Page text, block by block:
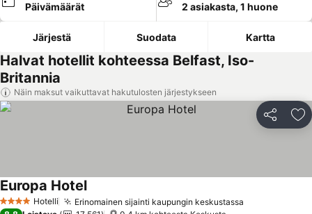
Päivämäärät 2 asiakasta, 1 huone
Järjestä Suodata Kartta
Halvat hotellit kohteessa Belfast, Iso-
Britannia
Näin maksut vaikuttavat hakutulosten järjestykseen
Jaa
4 Tähtiluokitus
Hotelli Erinomainen sijainti kaupungin keskustassa
Europa HotelKatso hinnat